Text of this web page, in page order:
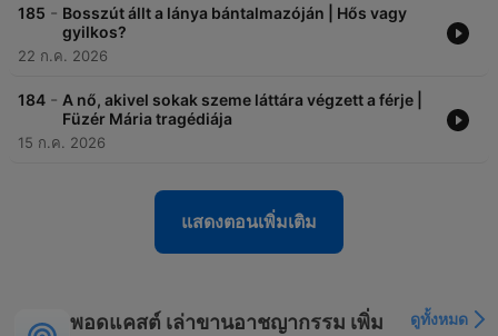
185 - Bosszút állt a lánya bántalmazóján | Hős vagy
gyilkos?
22 ก.ค. 2026
184 - A nő, akivel sokak szeme láttára végzett a férje |
Füzér Mária tragédiája
15 ก.ค. 2026
แสดงตอนเพิ่มเติม
พอดแคสต์ เล่าขานอาชญากรรม เพิ่ม
ดูทั้งหมด